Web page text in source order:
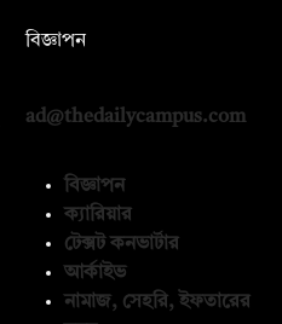
বিজ্ঞাপন
ad@thedailycampus.com
বিজ্ঞাপন
ক্যারিয়ার
টেক্সট কনভার্টার
আর্কাইভ
নামাজ, সেহরি, ইফতারের